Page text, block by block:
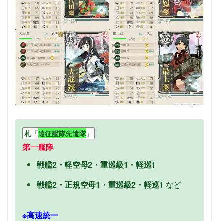
札「遠征艦隊先遣隊」
第一艦隊
戦艦2・軽空母2・重巡級1・軽巡1
戦艦2・正規空母1・重巡級2・軽巡1 など
※高速統一